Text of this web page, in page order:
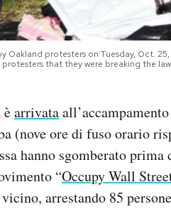
Oakland protesters on Tuesday, Oct.
that they were breaking the
èarrivata
(nove ore di fuso orario
hanno sgomberato
“Occupy Wall
arrestando 85